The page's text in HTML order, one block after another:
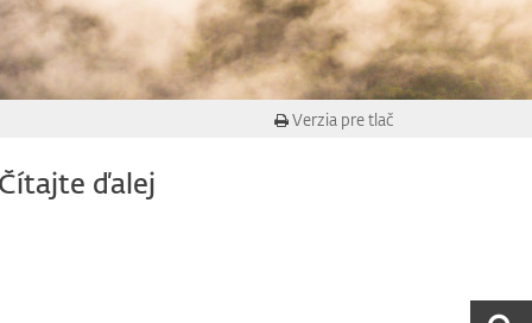
Verzia pre tlač
ďalej